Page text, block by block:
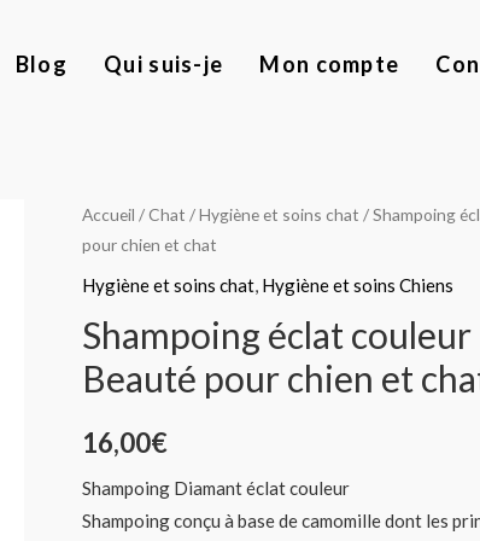
Blog Qui suis-je Mon compte
Accueil /Chat /Hygiène et soins chat / Shampoing
pour chien et chat
Hygiène et soins chat, Hygiène et soins Chiens
Shampoing éclat
Beauté pour chien et
16,00€
Shampoing Diamant éclat couleur
Shampoing conçu à base de camomille dont les
quantité
de
Shampoing
couleur
Diamant
Beauté